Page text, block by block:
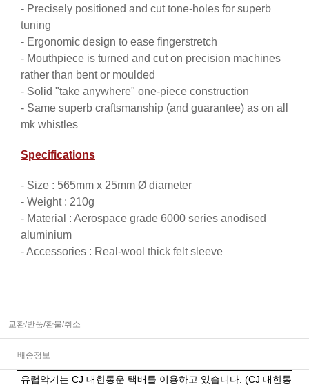
- Precisely positioned and cut tone-holes for superb
tuning
- Ergonomic design to ease fingerstretch
- Mouthpiece is turned and cut on precision machines
rather than bent or moulded
- Solid "take anywhere" one-piece construction
- Same superb craftsmanship (and guarantee) as on all
mk whistles
Specifications
- Size : 565mm x 25mm Ø diameter
- Weight : 210g
- Material : Aerospace grade 6000 series anodised
aluminium
- Accessories : Real-wool thick felt sleeve
교환/반품/환불/취소
배송정보
유럽악기는 CJ 대한통운 택배를 이용하고 있습니다. (CJ 대한통